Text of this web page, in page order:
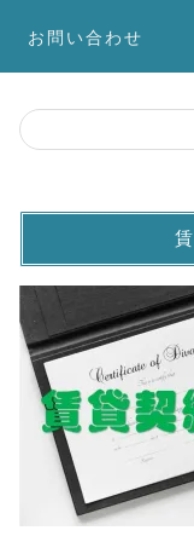
お問い合わせ